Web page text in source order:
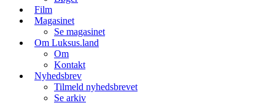
Film
Magasinet
Se magasinet
Om Luksus.land
Om
Kontakt
Nyhedsbrev
Tilmeld nyhedsbrevet
Se arkiv